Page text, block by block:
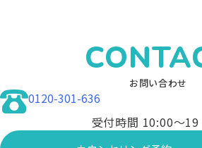
お問い合わせ
0120-301-636
受付時間 10:00〜19